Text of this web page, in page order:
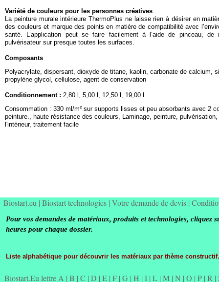
Variété de couleurs pour les personnes créatives
La peinture murale intérieure ThermoPlus ne laisse rien à désirer en
des couleurs et marque des points en matière de compatibilité avec
santé. L’application peut se faire facilement à l’aide de pinceau, de
pulvérisateur sur presque toutes les surfaces.
Composants
Polyacrylate, dispersant, dioxyde de titane, kaolin, carbonate de calcium,
propylène glycol, cellulose, agent de conservation
Conditionnement : 2,80 l, 5,00 l, 12,50 l, 19,00 l
Consommation : 330 ml/m² sur supports lisses et peu absorbants avec 2
peinture., haute résistance des couleurs, Laminage, peinture,
l'intérieur, traitement facile
Pour vos demandes de matériaux, produits et technologies, cliquez
heures pour chaque dossier.
Biostart.eu | Biostart technologies | Votre demande de devis |
Liste alphabétique pour découvrir les matériaux par thème constructif.
Biostart.Eu lettre A | B | C | D | E | F | G | H | I | L | M | N | O | P | R |